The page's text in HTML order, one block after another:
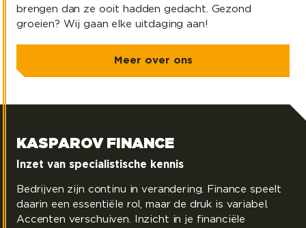
brengen dan ze ooit hadden gedacht. Gezond
groeien? Wij gaan elke uitdaging aan!
Meer over ons
KASPAROV FINANCE
Inzet van specialistische kennis
Bedrijven zijn continu in verandering. Finance speelt
daarin een essentiële rol, maar de druk is variabel.
Accenten verschuiven. Inzicht in je financiële
Kasparov Finance